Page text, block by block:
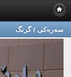
سه‌ره‌كی / گرنگ